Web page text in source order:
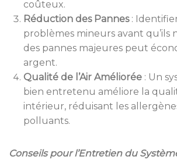
coûteux.
Réduction des Pannes:
problèmes mineurs avant qu’ils
des pannes majeures peut
argent.
Qualité de l’Air Améliorée : Un
bien entretenu améliore la
intérieur, réduisant les
polluants.
Conseils pour l’Entretien du